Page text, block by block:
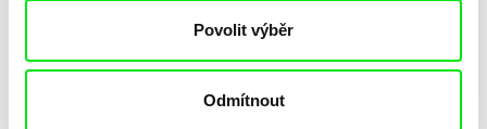
Povolit výběr
OdmítnoutWolf / CZ verze